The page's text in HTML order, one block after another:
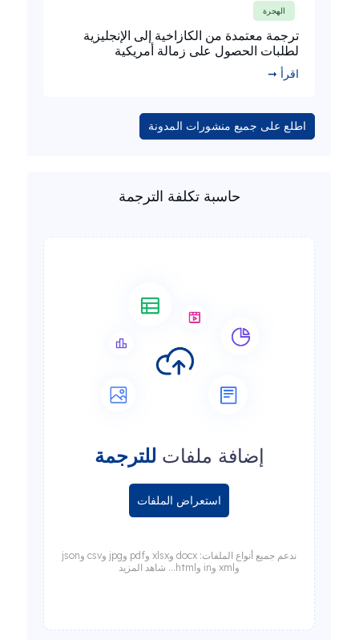
الهجرة
ترجمة معتمدة من الكازاخية إلى الإنجليزية
لطلبات الحصول على زمالة أمريكية
اقرأ ➞
اطلع على جميع منشورات المدونة
حاسبة تكلفة الترجمة
إضافة ملفات للترجمة
استعراض الملفات
ندعم جميع أنواع الملفات: docx وxlsx وpdf وjpg وcsv وjson
وxml وin وhtml... شاهد المزيد